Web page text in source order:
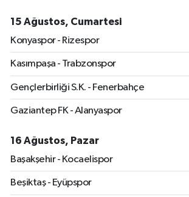
15 Ağustos, Cumartesi
Konyaspor - Rizespor
Kasımpaşa - Trabzonspor
Gençlerbirliği S.K. - Fenerbahçe
Gaziantep FK - Alanyaspor
16 Ağustos, Pazar
Başakşehir - Kocaelispor
Beşiktaş - Eyüpspor